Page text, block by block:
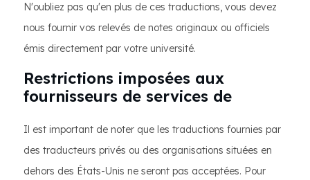
N'oubliez pas qu'en plus de ces traductions, vous devez
nous fournir vos relevés de notes originaux ou officiels
émis directement par votre université.
Restrictions imposées aux
fournisseurs de services de
Il est important de noter que les traductions fournies par
des traducteurs privés ou des organisations situées en
dehors des États-Unis ne seront pas acceptées. Pour